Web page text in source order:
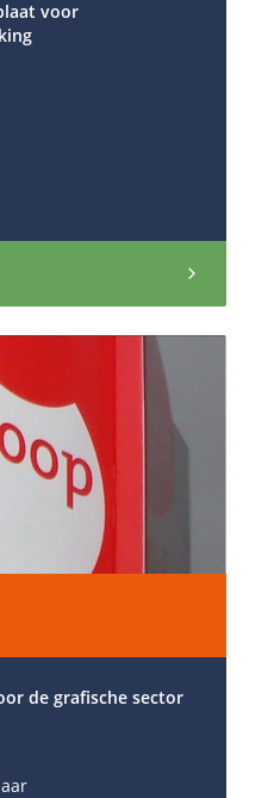
voor
de grafische sector